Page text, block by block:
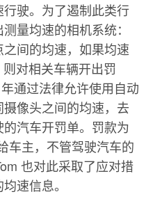
驶。为了遏制此类行
量均速的相机系统：
间的均速，如果均速
对相关车辆开出罚
通过法律允许使用自动
像头之间的均速，去
汽车开罚单。罚款为
车主，不管驾驶汽车的
也对此采取了应对措
速信息。